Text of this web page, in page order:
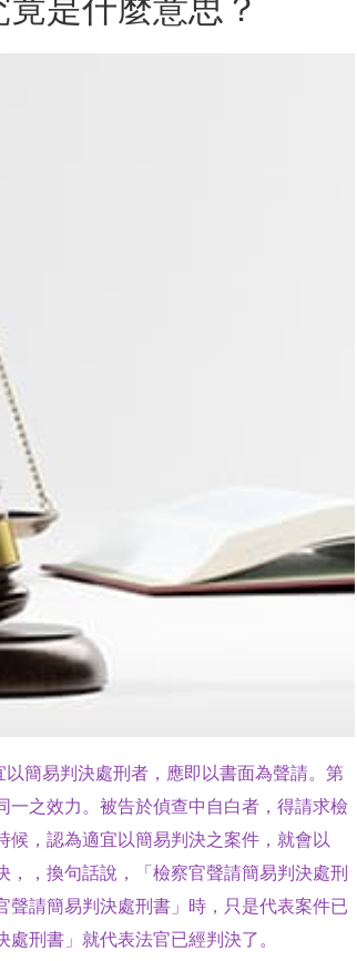
是什麼意思？
簡易判決處刑者，應即以書面為聲請。第
一之效力。被告於偵查中自白者，得請求檢
，認為適宜以簡易判決之案件，就會以
，，換句話說，「檢察官聲請簡易判決處刑
請簡易判決處刑書」時，只是代表案件已
刑書」就代表法官已經判決了。